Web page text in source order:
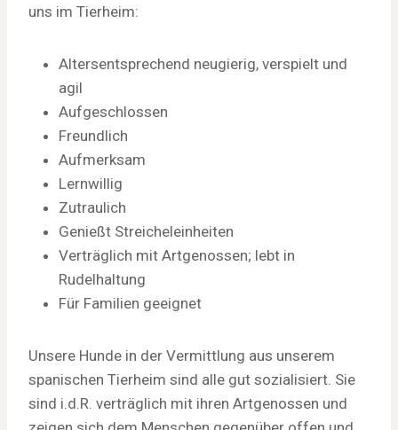
uns im Tierheim:
Altersentsprechend neugierig, verspielt und
agil
Aufgeschlossen
Freundlich
Aufmerksam
Lernwillig
Zutraulich
Genießt Streicheleinheiten
Verträglich mit Artgenossen; lebt in
Rudelhaltung
Für Familien geeignet
Unsere Hunde in der Vermittlung aus unserem
spanischen Tierheim sind alle gut sozialisiert. Sie
sind i.d.R. verträglich mit ihren Artgenossen und